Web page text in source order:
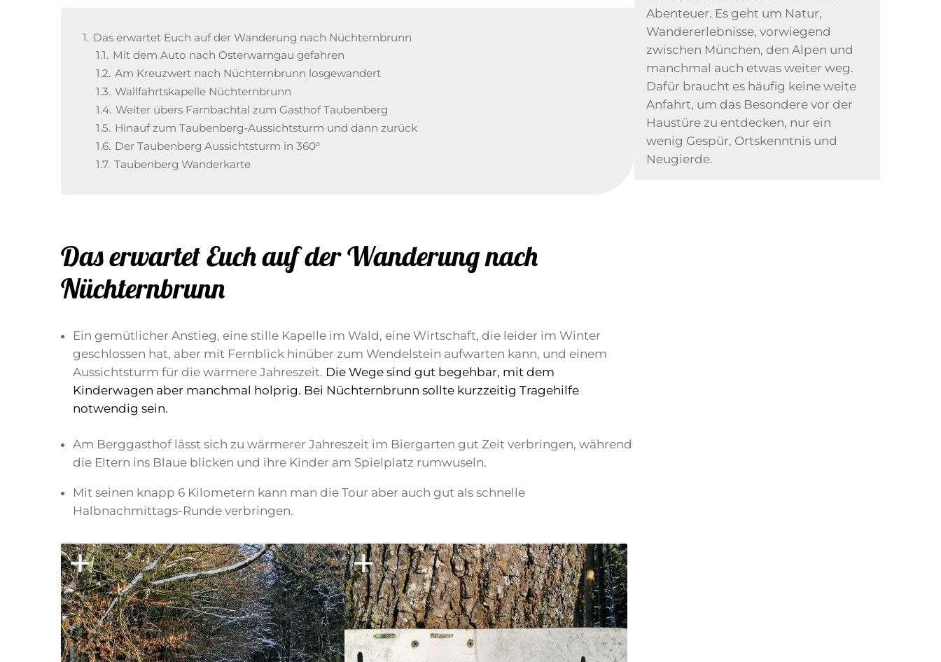
1. Das erwartet Euch auf der Wanderung nach Nüchternbrunn
1.1. Mit dem Auto nach Osterwarngau gefahren
1.2. Am Kreuzwert nach Nüchternbrunn losgewandert
1.3. Wallfahrtskapelle Nüchternbrunn
1.4. Weiter übers Farnbachtal zum Gasthof Taubenberg
1.5. Hinauf zum Taubenberg-Aussichtsturm und dann zurück
1.6. Der Taubenberg Aussichtsturm in 360°
1.7. Taubenberg Wanderkarte
Das erwartet Euch auf der Wanderung nach
Nüchternbrunn
Ein gemütlicher Anstieg, eine stille Kapelle im Wald, eine Wirtschaft, die leider im Winter
geschlossen hat, aber mit Fernblick hinüber zum Wendelstein aufwarten kann, und einem
Aussichtsturm für die wärmere Jahreszeit. Die Wege sind gut begehbar, mit dem
Kinderwagen aber manchmal holprig. Bei Nüchternbrunn sollte kurzzeitig Tragehilfe
notwendig sein.
Am Berggasthof lässt sich zu wärmerer Jahreszeit im Biergarten gut Zeit verbringen, während
die Eltern ins Blaue blicken und ihre Kinder am Spielplatz rumwuseln.
Mit seinen knapp 6 Kilometern kann man die Tour aber auch gut als schnelle
Halbnachmittags-Runde verbringen.
Abenteuer. Es geht um Natur,
Wandererlebnisse, vorwiegend
zwischen München, den Alpen und
manchmal auch etwas weiter weg.
Dafür braucht es häufig keine weite
Anfahrt, um das Besondere vor der
Haustüre zu entdecken, nur ein
wenig Gespür, Ortskenntnis und
Neugierde.